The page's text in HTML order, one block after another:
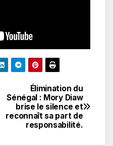
Élimination du
Sénégal : Mory Diaw
brise le silence et
reconnaît sa part de
responsabilité.